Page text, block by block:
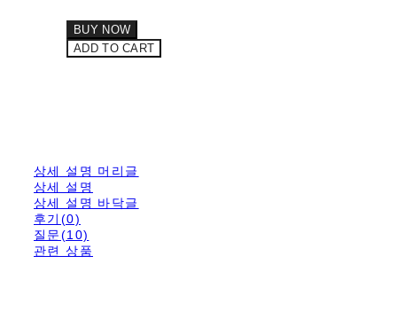
BUY NOW
ADD TO CART
상세 설명 머리글
상세 설명
상세 설명 바닥글
후기(0)
질문(10)
관련 상품